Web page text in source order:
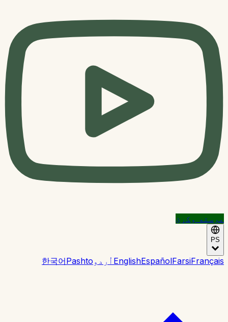
مرسته وکړئ
PS
EnglishEspañolFarsiFrançais اُردو 한국어Pashto